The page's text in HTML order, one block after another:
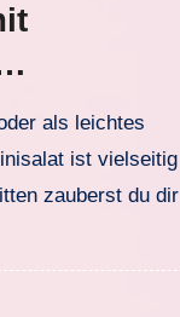
ist vielseitig
zauberst du dir